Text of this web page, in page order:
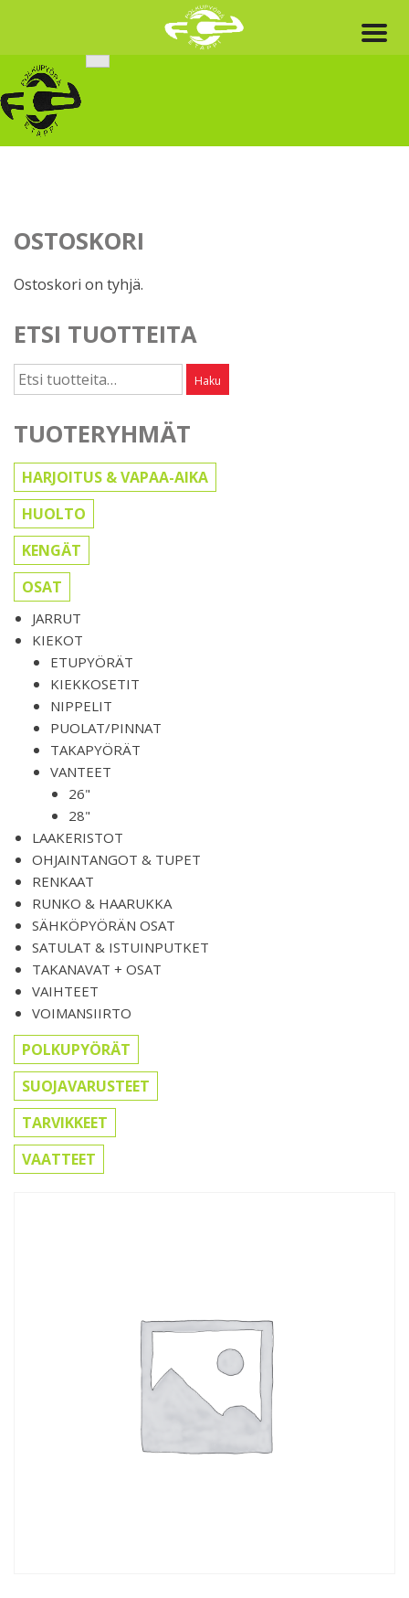
content
OSTOSKORI
Ostoskori on tyhjä.
ETSI TUOTTEITA
Etsi: Haku
TUOTERYHMÄT
HARJOITUS & VAPAA-AIKA
HUOLTO
KENGÄT
OSAT
JARRUT
KIEKOT
ETUPYÖRÄT
KIEKKOSETIT
NIPPELIT
PUOLAT/PINNAT
TAKAPYÖRÄT
VANTEET
26"
28"
LAAKERISTOT
OHJAINTANGOT & TUPET
RENKAAT
RUNKO & HAARUKKA
SÄHKÖPYÖRÄN OSAT
SATULAT & ISTUINPUTKET
TAKANAVAT + OSAT
VAIHTEET
VOIMANSIIRTO
POLKUPYÖRÄT
SUOJAVARUSTEET
TARVIKKEET
VAATTEET